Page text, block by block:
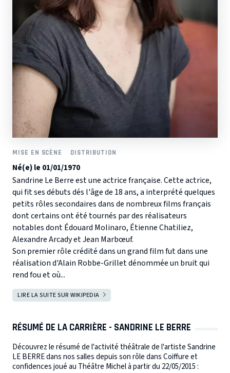
MISE EN SCÈNE DISTRIBUTION
Né(e) le 01/01/1970
Sandrine Le Berre est une actrice française. Cette actrice,
qui fit ses débuts dés l'âge de 18 ans, a interprété quelques
petits rôles secondaires dans de nombreux films français
dont certains ont été tournés par des réalisateurs
notables dont Édouard Molinaro, Étienne Chatiliez,
Alexandre Arcady et Jean Marbœuf.
Son premier rôle crédité dans un grand film fut dans une
réalisation d'Alain Robbe-Grillet dénommée un bruit qui
rend fou et où...
LIRE LA SUITE SUR WIKIPEDIA
RÉSUMÉ DE LA CARRIÈRE - SANDRINE LE BERRE
Découvrez le résumé de l'activité théâtrale de l'artiste Sandrine
LE BERRE dans nos salles depuis son rôle dans Coiffure et
confidences joué au Théâtre Michel à partir du 22/05/2015 :